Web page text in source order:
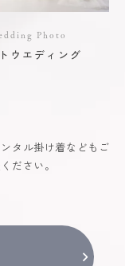
Photo
ウエディング
タル掛け着などもご
ださい。